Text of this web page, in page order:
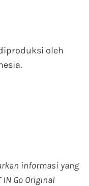
oleh
informasi yang
Go Original